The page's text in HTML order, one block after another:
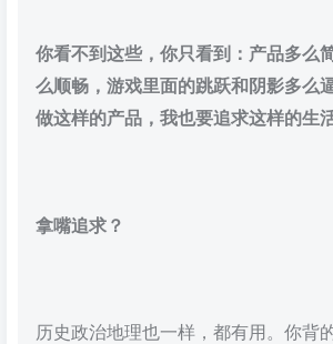
你看不到这些，你只看到：产品多么
么顺畅，游戏里面的跳跃和阴影多么
做这样的产品，我也要追求这样的生活
拿嘴追求？
历史政治地理也一样，都有用。你背